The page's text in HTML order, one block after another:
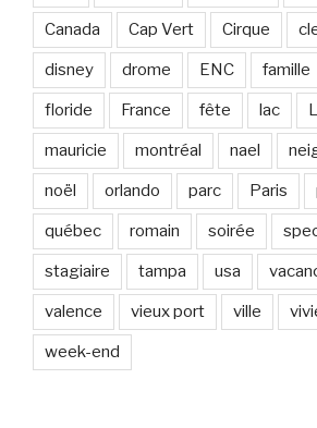
Canada Cap Vert Cirque
disney drome ENC famille
floride France fête lac
mauricie montréal nael
noël orlando parc Paris
québec romain soirée
stagiaire tampa usa
valence vieux port ville
week-end